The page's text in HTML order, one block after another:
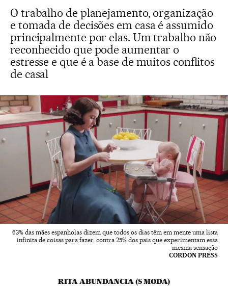
O trabalho de planejamento, organização
e tomada de decisões em casa é assumido
principalmente por elas. Um trabalho não
reconhecido que pode aumentar o
estresse e que é a base de muitos conflitos
de casal
63% das mães espanholas dizem que todos os dias têm em mente uma lista
infinita de coisas para fazer, contra 25% dos pais que experimentam essa
mesma sensação
CORDON PRESS
RITA ABUNDANCIA (S MODA)